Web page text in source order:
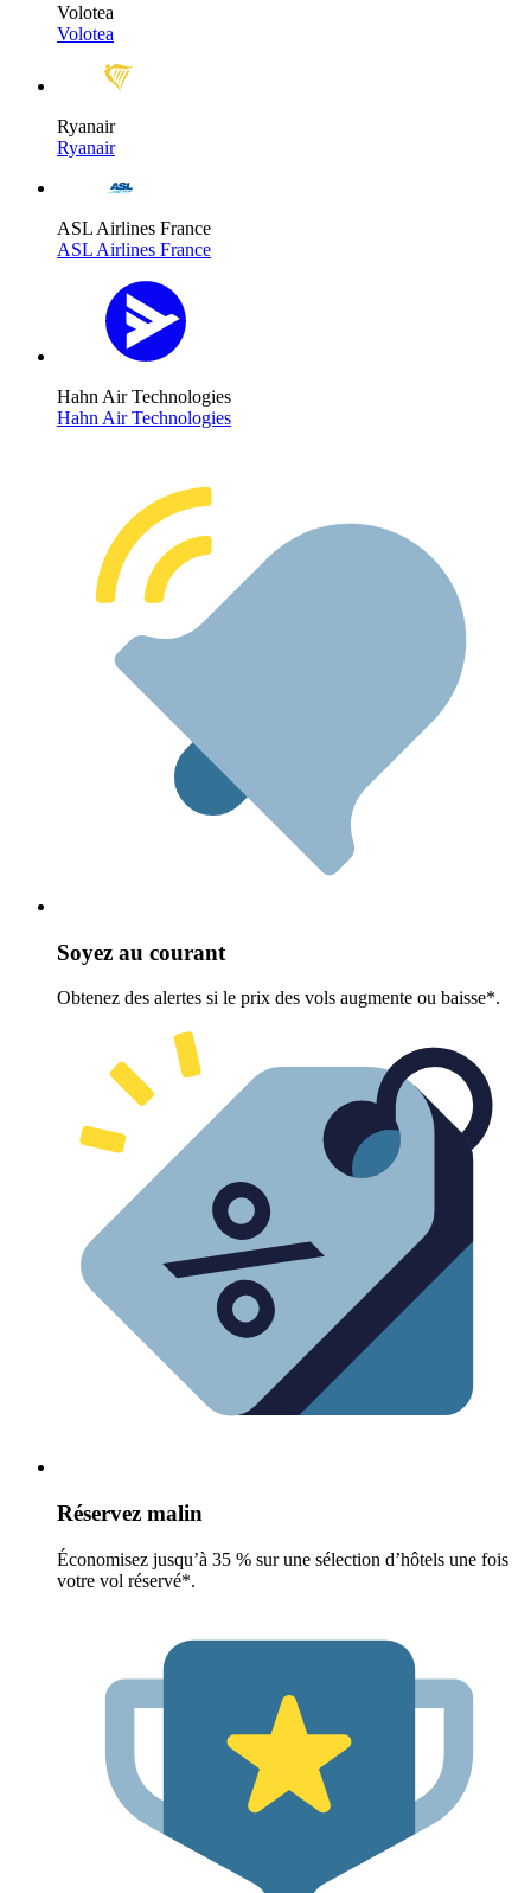
Volotea
Volotea
Ryanair
Ryanair
ASL Airlines France
ASL Airlines France
Hahn Air Technologies
Hahn Air Technologies
Soyez au courant
Obtenez des alertes si le prix des vols augmente ou baisse*.
Réservez malin
Économisez jusqu’à 35 % sur une sélection d’hôtels une fois
votre vol réservé*.